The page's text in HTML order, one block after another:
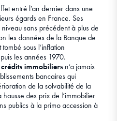
entré l’an dernier dans une
égards en France. Ses
sans précédent à plus de
les données de la Banque de
sous l’inflation
les années 1970.
immobiliers n’a jamais
bancaires qui
de la solvabilité de la
des prix de l’immobilier
publics à la primo accession à